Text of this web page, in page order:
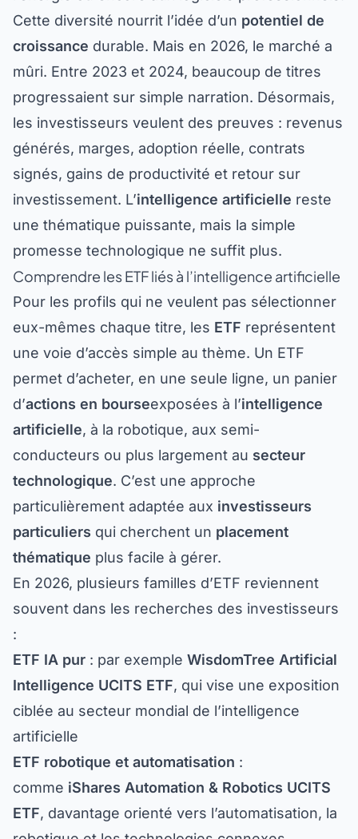
Cette diversité nourrit l’idée d’un potentiel de
croissance durable. Mais en 2026, le marché a
mûri. Entre 2023 et 2024, beaucoup de titres
progressaient sur simple narration. Désormais,
les investisseurs veulent des preuves : revenus
générés, marges, adoption réelle, contrats
signés, gains de productivité et retour sur
investissement. L’intelligence artificielle reste
une thématique puissante, mais la simple
promesse technologique ne suffit plus.
Comprendre les ETF liés à l’intelligence artificielle
Pour les profils qui ne veulent pas sélectionner
eux-mêmes chaque titre, les ETF représentent
une voie d’accès simple au thème. Un ETF
permet d’acheter, en une seule ligne, un panier
d’actions en bourseexposées à l’intelligence
artificielle , à la robotique, aux semi-
conducteurs ou plus largement au secteur
technologique . C’est une approche
particulièrement adaptée aux investisseurs
particuliers qui cherchent un placement
thématique plus facile à gérer.
En 2026, plusieurs familles d’ETF reviennent
souvent dans les recherches des investisseurs
:
ETF IA pur : par exemple WisdomTree Artificial
Intelligence UCITS ETF , qui vise une exposition
ciblée au secteur mondial de l’intelligence
artificielle
ETF robotique et automatisation :
comme iShares Automation & Robotics UCITS
ETF , davantage orienté vers l’automatisation, la
robotique et les technologies connexes